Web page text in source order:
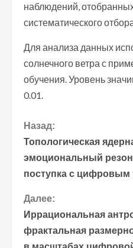
наблюдений,
систематического
Для анализа данных
солнечного ветра с
обучения. Уровень
0.01.
П
р
о
д
о
Назад:
Топологическая
эмоциональный
поступка с цифровым
Далее:
Иррациональная
фрактальная